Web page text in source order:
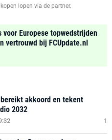
lopen via de partner.
Europese topwedstrijden
vertrouwd bij FCUpdate.nl
akkoord en tekent
2032
1